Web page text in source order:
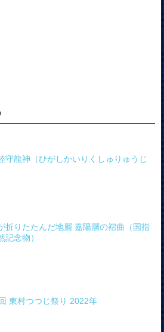
守龍神（ひがしかいりくしゅりゅうじ
折りたたんだ地層 嘉陽層の褶曲（国指
記念物）
東村つつじ祭り 2022年